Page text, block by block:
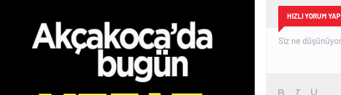
HIZLI YORUM YAP